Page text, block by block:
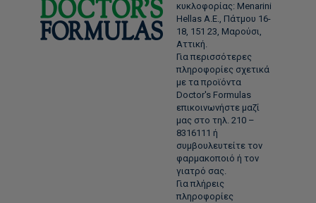
κυκλοφορίας: Menarini
Hellas Α.Ε., Πάτμου 16-
18, 151 23, Μαρούσι,
Αττική.
Για περισσότερες
πληροφορίες σχετικά
με τα προϊόντα
Doctor's Formulas
επικοινωνήστε μαζί
μας στο τηλ. 210 –
8316111 ή
συμβουλευτείτε τον
φαρμακοποιό ή τον
γιατρό σας.
Για πλήρεις
πληροφορίες